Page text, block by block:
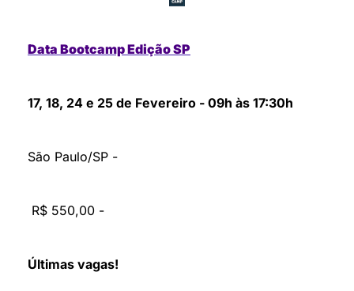
Data Bootcamp Edição SP
17, 18, 24 e 25 de Fevereiro - 09h às 17:30h
São Paulo/SP -
R$ 550,00 -
Últimas vagas!